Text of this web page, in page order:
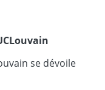
se dévoile